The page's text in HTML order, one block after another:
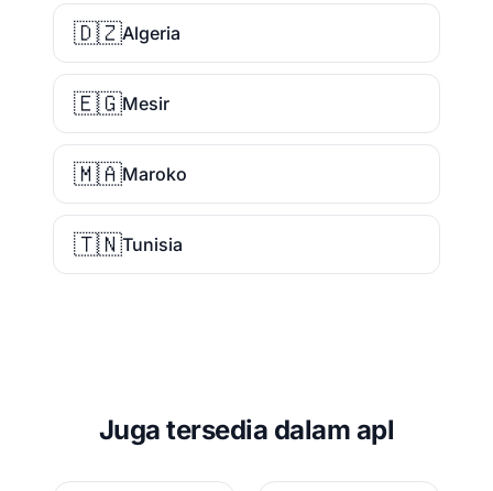
🇩🇿Algeria
🇪🇬Mesir
🇲🇦Maroko
🇹🇳Tunisia
Juga tersedia dalam apl